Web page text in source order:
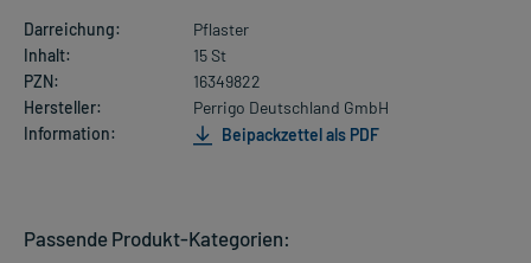
Darreichung:
Pflaster
Inhalt:
15 St
PZN:
16349822
Hersteller:
Perrigo Deutschland GmbH
Information:
Beipackzettel als PDF
Passende Produkt-Kategorien: